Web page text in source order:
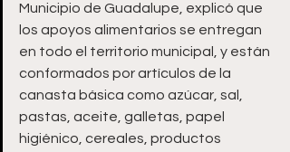
Municipio de Guadalupe, explicó que
los apoyos alimentarios se entregan
en todo el territorio municipal, y están
conformados por artículos de la
canasta básica como azúcar, sal,
pastas, aceite, galletas, papel
higiénico, cereales, productos